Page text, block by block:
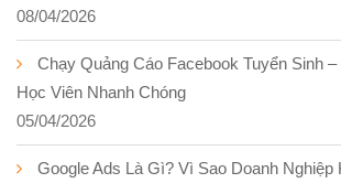
08/04/2026
Chạy Quảng Cáo Facebook Tuyển Sinh
Học Viên Nhanh Chóng
05/04/2026
Google Ads Là Gì? Vì Sao Doanh Nghiệp